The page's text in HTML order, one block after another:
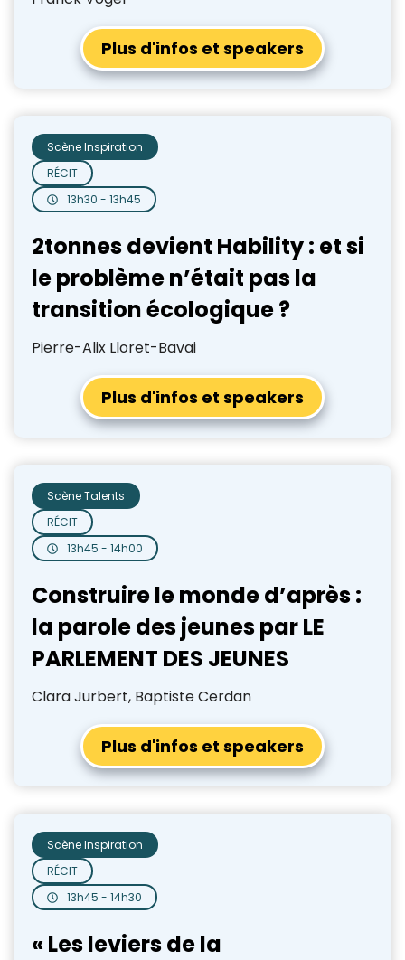
Plus d'infos et speakers
13h30 - 13h45
RÉCIT
Scène Inspiration
2tonnes devient Hability : et si
le problème n’était pas la
transition écologique ?
Pierre-Alix Lloret-Bavai
Plus d'infos et speakers
13h45 - 14h00
RÉCIT
Scène Talents
Construire le monde d’après :
la parole des jeunes par LE
PARLEMENT DES JEUNES
Clara Jurbert, Baptiste Cerdan
Plus d'infos et speakers
13h45 - 14h30
RÉCIT
Scène Inspiration
« Les leviers de la